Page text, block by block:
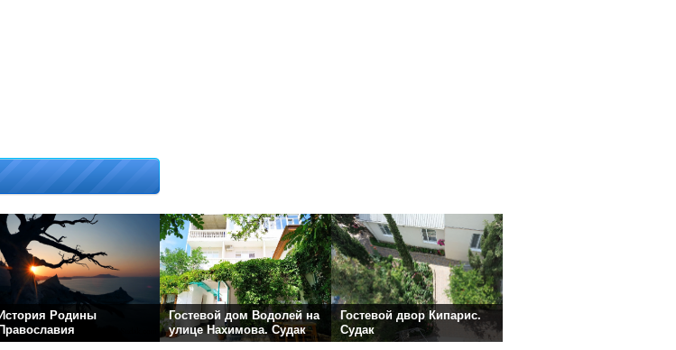
История Родины
Православия
Гостевой дом Водолей на
улице Нахимова. Судак
Гостевой двор Кипарис.
Судак